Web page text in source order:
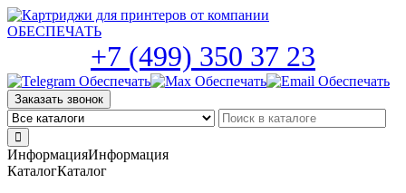
Skip
to
+7 (499) 350 37 23
Заказать звонок
ИнформацияИнформация
КаталогКаталог